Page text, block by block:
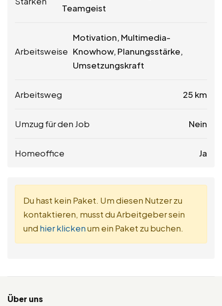
Teamgeist
Arbeitsweise
Motivation, Multimedia-
Knowhow, Planungsstärke,
Umsetzungskraft
Arbeitsweg 25 km
Umzug für den Job Nein
Homeoffice Ja
Du hast kein Paket. Um diesen Nutzer zu
kontaktieren, musst du Arbeitgeber sein
und hier klickenum ein Paket zu buchen.
Über uns